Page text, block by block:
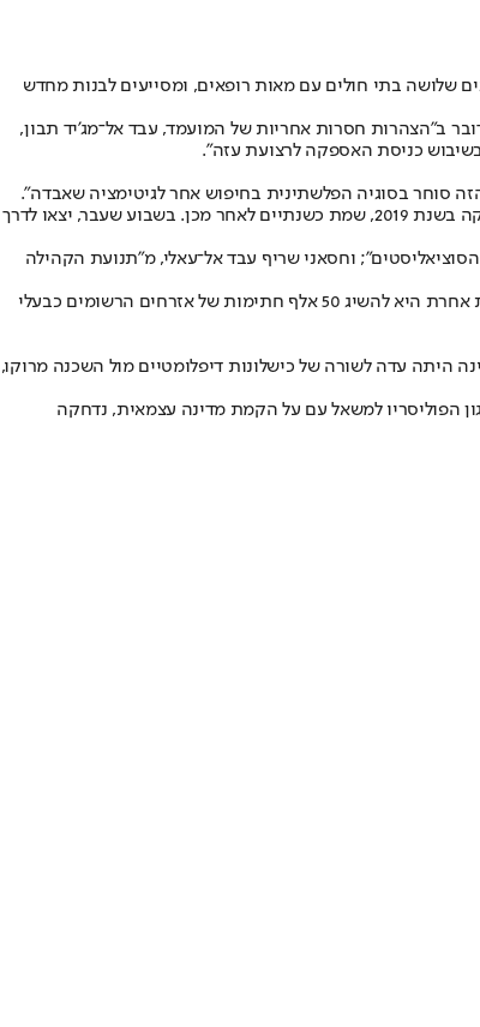
ופותחים את הגבול בין מצרים לעזה, הצבא מוכן (להיכנס לרצועה). רק אם יפתחו לנו את הגבול, בתוך 20 יום היינו בונים שלושה בתי חולים עם מאות רופאים, ומסייעים לבנות מחדש
ב"הצהרות חסרות אחריות של המועמד, עבד אל־מג'יד תבון,
בשיבוש כניסת האספקה לרצועת עזה".
סוחר בסוגיה הפלשתינית בחיפוש אחר לגיטימציה שאבדה".
באלג'יריה מתכוננים בימים אלה לבחירות לנשיאות שייערכו ב־7 בספטמבר. מדובר בסבב השני במדינה, זאת לאחר התפטרותו של הנשיא עבד אל־עזיז בותפליקה בשנת 2019, שמת כשנתיים לאחר מכן. בשבוע שעבר, יצאו לדרך
הסוציאליסטים"; וחסאני שריף עבד אל־עאלי, מ"תנועת הקהילה
כל מועמד שמעוניין להתמודד מחויב בגיוס 600 חתימות לפחות מנבחרי המועצות המקומיות או הפרלמנט ב-29 מחוזות מתוך 58 הקיימים באלג'יריה. אפשרות אחרת היא להשיג 50 אלף חתימות של אזרחים הרשומים כבעלי
לאיראן ולמגמת התייצבות מסויימת אחרי המחאות שבאו בעקבות האביב הערבי ב-2011. בה בעת, המדינה היתה עדה לשורה של כישלונות דיפלומטיים מול השכנה מרוקו,
הפוליסריו למשאל עם על הקמת מדינה עצמאית, נדחקה